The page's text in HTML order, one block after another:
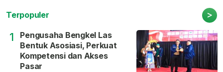
Terpopuler >
1
Pengusaha Bengkel Las
Bentuk Asosiasi, Perkuat
Kompetensi dan Akses
Pasar